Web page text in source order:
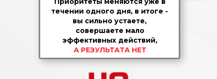
течении одного дня, в итоге -
вы сильно устаете,
совершаете мало
эффективных действий,
А РЕЗУЛЬТАТА НЕТ